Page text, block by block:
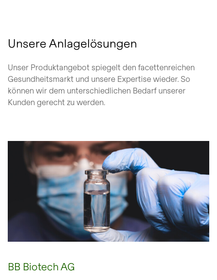
Unsere Anlagelösungen
Unser Produktangebot spiegelt den facettenreichen
Gesundheitsmarkt und unsere Expertise wieder. So
können wir dem unterschiedlichen Bedarf unserer
Kunden gerecht zu werden.
BB Biotech AG